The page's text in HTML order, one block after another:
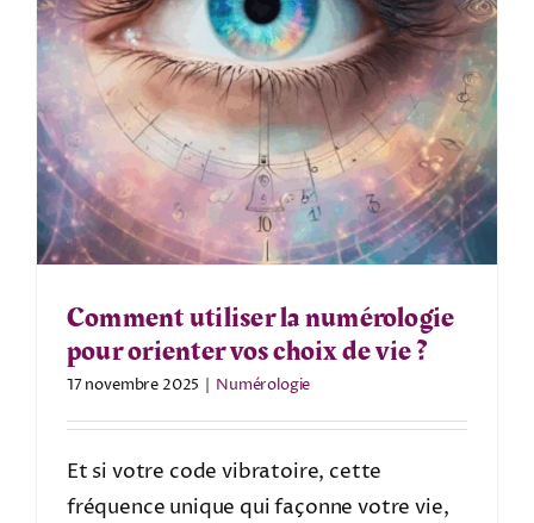
Comment utiliser la numérologie
pour orienter vos choix de vie ?
17 novembre 2025 | Numérologie
Et si votre code vibratoire, cette
fréquence unique qui façonne votre vie,